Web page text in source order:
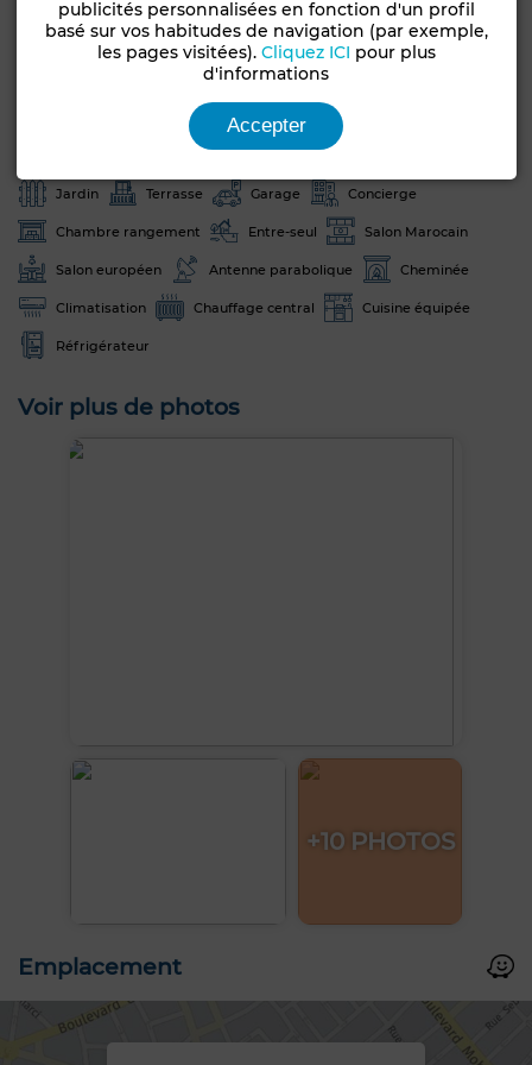
Bon état / habitable 10-20 ans
Orientation Type du sol
Marbre
Nombre d'étages
Jardin Terrasse Garage Concierge
Chambre rangement Entre-seul Salon Marocain
Salon européen Antenne parabolique Cheminée
Climatisation Chauffage central Cuisine équipée
Réfrigérateur
Voir plus de photos
+10 PHOTOS
Emplacement
publicités personnalisées en fonction d'un profil
basé sur vos habitudes de navigation (par exemple,
les pages visitées). Cliquez ICI pour plus
d'informations
Accepter